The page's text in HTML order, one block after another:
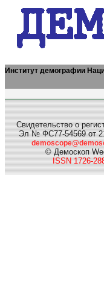
Институт демографии
Свидетельство о
Эл № ФС77-54569 от
© Демоскоп
ISSN 1726-